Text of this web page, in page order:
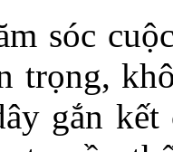
sóc cuộc
trọng,
gắn kết